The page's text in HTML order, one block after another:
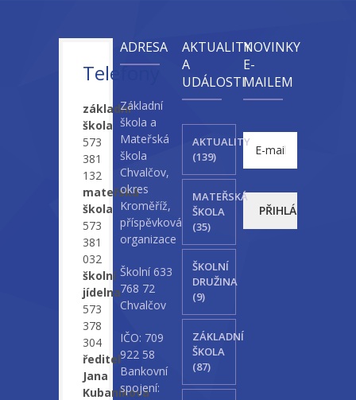
Telefony
základní
škola
573
381
132
mateřská
škola
573
381
032
školní
jídelna
573
378
304
ředitel
Jana
Kubaníková
ADRESA
Základní
škola a
Mateřská
škola
Chvalčov,
okres
Kroměříž,
příspěvková
organizace
Školní 633
768 72
Chvalčov
IČO: 709
922 58
Bankovní
spojení:
AKTUALITY
A
UDÁLOSTI
AKTUALITY
(139)
MATEŘSKÁ
ŠKOLA
(35)
ŠKOLNÍ
DRUŽINA
(9)
ZÁKLADNÍ
ŠKOLA
(87)
NOVINKY
E-
MAILEM